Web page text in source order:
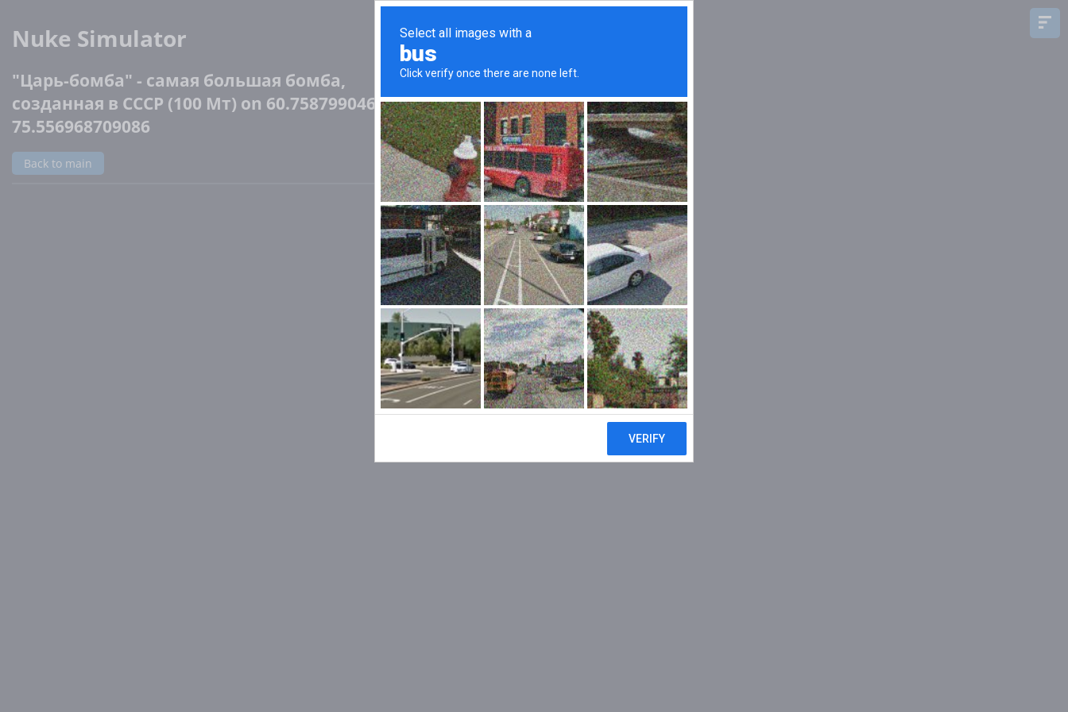
Nuke Simulator
"Царь-бомба" - самая большая бомба,
созданная в СССР (100 Мт) on 60.758799046987,
75.556968709086
Back to main